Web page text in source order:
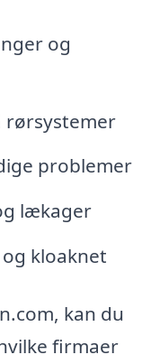
og
rørsystemer
problemer
lækager
kloaknet
kan du
firmaer